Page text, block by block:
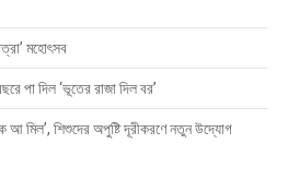
মহোৎসব
পা দিল ‘ভূতের রাজা দিল বর’
আ মিল’, শিশুদের অপুষ্টি দূরীকরণে নতুন উদ্যোগ